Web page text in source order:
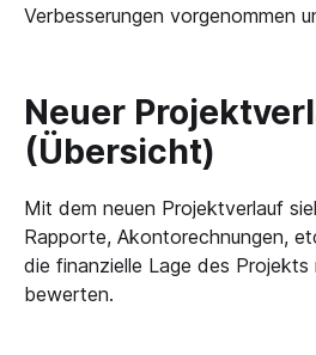
Verbesserungen vorgenommen
Neuer
(Übersicht)
Mit dem neuen Projektverlauf
Rapporte, Akontorechnungen,
die finanzielle Lage des Projekts
bewerten.